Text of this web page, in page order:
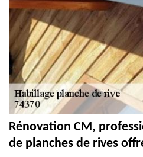
Rénovation CM,
de planches de rives